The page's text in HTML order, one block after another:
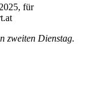
für
zweiten Dienstag.